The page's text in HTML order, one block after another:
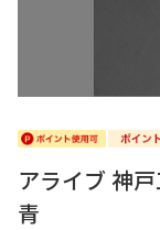
アライブ 神
青